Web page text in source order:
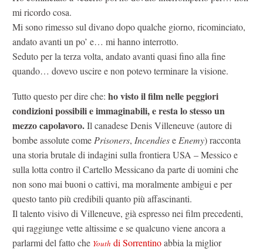
mi ricordo cosa.
Mi sono rimesso sul divano dopo qualche giorno, ricominciato,
andato avanti un po’ e… mi hanno interrotto.
Seduto per la terza volta, andato avanti quasi fino alla fine
quando… dovevo uscire e non potevo terminare la visione.
Tutto questo per dire che: ho visto il film nelle peggiori
condizioni possibili e immaginabili, e resta lo stesso un
mezzo capolavoro.Il canadese Denis Villeneuve (autore di
bombe assolute come Prisoners, Incendiese Enemy) racconta
una storia brutale di indagini sulla frontiera USA – Messico e
sulla lotta contro il Cartello Messicano da parte di uomini che
non sono mai buoni o cattivi, ma moralmente ambigui e per
questo tanto più credibili quanto più affascinanti.
Il talento visivo di Villeneuve, già espresso nei film precedenti,
qui raggiunge vette altissime e se qualcuno viene ancora a
parlarmi del fatto che Youth di Sorrentinoabbia la miglior